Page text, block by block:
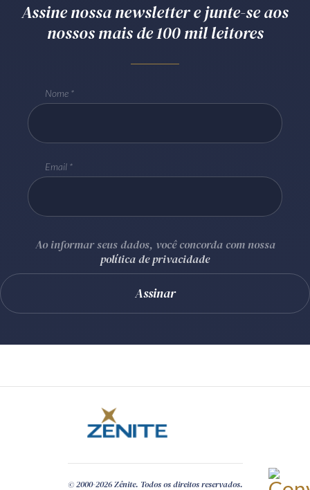
Assine nossa newsletter e junte-se aos
nossos mais de 100 mil leitores
Nome
Email
Ao informar seus dados, você concorda com nossa
política de privacidade
© 2000-2026 Zênite. Todos os direitos reservados.